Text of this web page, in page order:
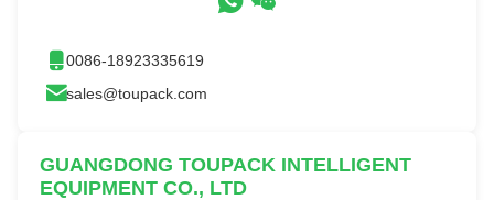
0086-18923335619
sales@toupack.com
GUANGDONG TOUPACK INTELLIGENT
EQUIPMENT CO., LTD